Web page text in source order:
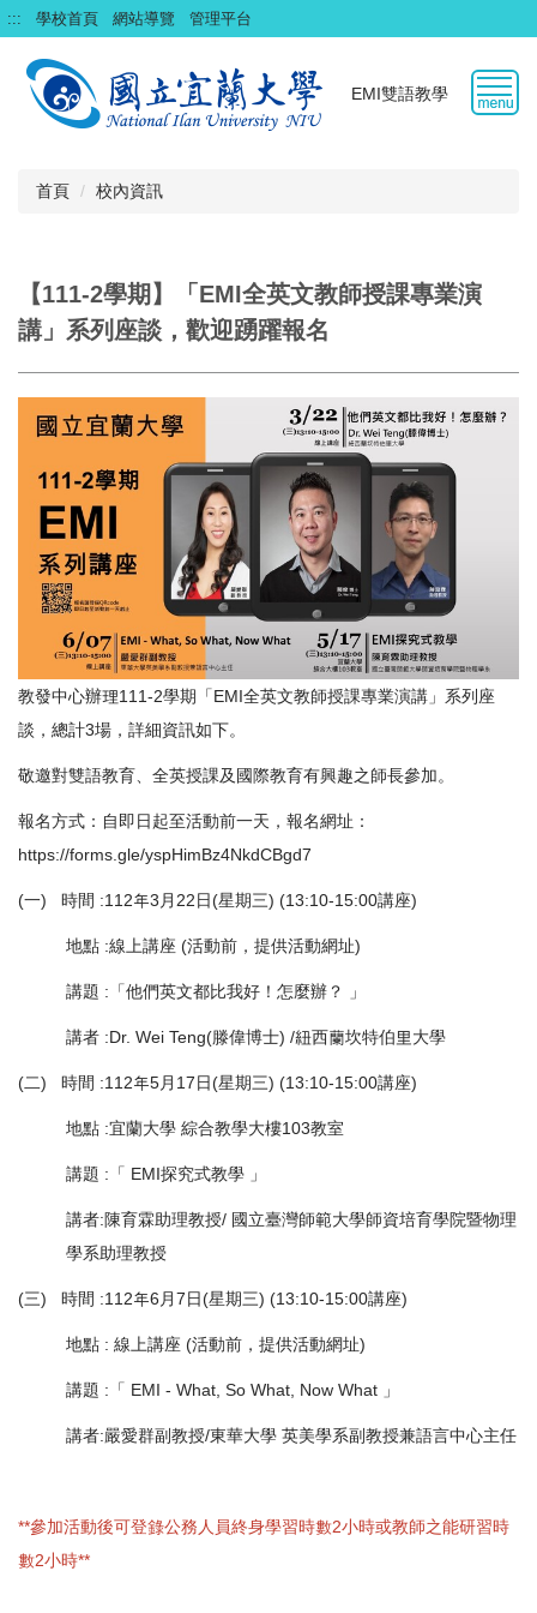
跳
到
主
::: 學校首頁 網站導覽 管理平台
EMI雙語教學
首頁 校內資訊
【111-2學期】「EMI全英文教師授課專業演
講」系列座談，歡迎踴躍報名
教發中心辦理111-2學期「EMI全英文教師授課專業演講」系列座
談，總計3場，詳細資訊如下。
敬邀對雙語教育、全英授課及國際教育有興趣之師長參加。
報名方式：自即日起至活動前一天，報名網址：
https://forms.gle/yspHimBz4NkdCBgd7
(一) 時間 :112年3月22日(星期三) (13:10-15:00講座)
地點 :線上講座 (活動前，提供活動網址)
講題 :「他們英文都比我好！怎麼辦？ 」
講者 :Dr. Wei Teng(滕偉博士) /紐西蘭坎特伯里大學
(二) 時間 :112年5月17日(星期三) (13:10-15:00講座)
地點 :宜蘭大學 綜合教學大樓103教室
講題 :「 EMI探究式教學 」
講者:陳育霖助理教授/ 國立臺灣師範大學師資培育學院暨物理
學系助理教授
(三) 時間 :112年6月7日(星期三) (13:10-15:00講座)
地點 : 線上講座 (活動前，提供活動網址)
講題 :「 EMI - What, So What, Now What 」
講者:嚴愛群副教授/東華大學 英美學系副教授兼語言中心主任
**參加活動後可登錄公務人員終身學習時數2小時或教師之能研習時
數2小時**